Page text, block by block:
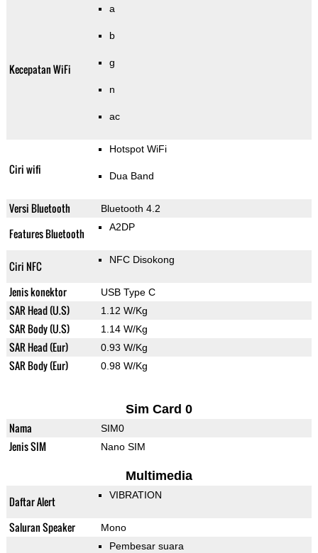
Kecepatan WiFi
a
b
g
n
ac
Ciri wifi
Hotspot WiFi
Dua Band
Versi Bluetooth Bluetooth 4.2
Features Bluetooth A2DP
Ciri NFC NFC Disokong
Jenis konektor USB Type C
SAR Head (U.S) 1.12 W/Kg
SAR Body (U.S) 1.14 W/Kg
SAR Head (Eur) 0.93 W/Kg
SAR Body (Eur) 0.98 W/Kg
Sim Card 0
Nama SIM0
Jenis SIM Nano SIM
Multimedia
Daftar Alert VIBRATION
Saluran Speaker Mono
Pembesar suara